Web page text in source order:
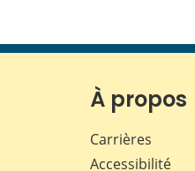
À propos
Carrières
Accessibilité